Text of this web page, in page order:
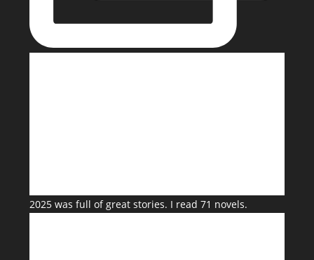
2025 was full of great stories. I read 71 novels.